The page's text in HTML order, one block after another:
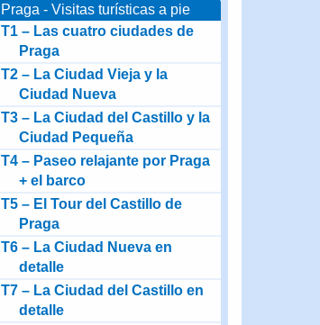
Praga - Visitas turísticas a pie
T1 – Las cuatro ciudades de
Praga
T2 – La Ciudad Vieja y la
Ciudad Nueva
T3 – La Ciudad del Castillo y la
Ciudad Pequeña
T4 – Paseo relajante por Praga
+ el barco
T5 – El Tour del Castillo de
Praga
T6 – La Ciudad Nueva en
detalle
T7 – La Ciudad del Castillo en
detalle